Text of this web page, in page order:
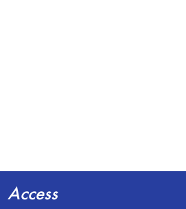
Access